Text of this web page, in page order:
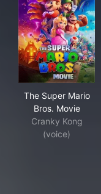
The Super Mario
Bros. Movie
Cranky Kong
(voice)